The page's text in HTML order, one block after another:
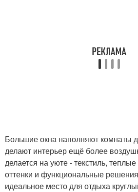
Большие окна наполняют комнаты
делают интерьер ещё более
делается на уюте - текстиль,
оттенки и функциональные
идеальное место для отдыха